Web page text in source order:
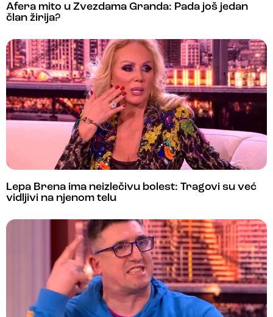
Afera mito u Zvezdama Granda: Pada još jedan
član žirija?
Lepa Brena ima neizlečivu bolest: Tragovi su već
vidljivi na njenom telu